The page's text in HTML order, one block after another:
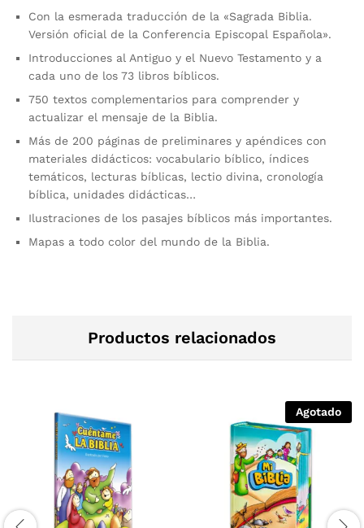
Con la esmerada traducción de la «Sagrada Biblia.
Versión oficial de la Conferencia Episcopal Española».
Introducciones al Antiguo y el Nuevo Testamento y a
cada uno de los 73 libros bíblicos.
750 textos complementarios para comprender y
actualizar el mensaje de la Biblia.
Más de 200 páginas de preliminares y apéndices con
materiales didácticos: vocabulario bíblico, índices
temáticos, lecturas bíblicas, lectio divina, cronología
bíblica, unidades didácticas…
Ilustraciones de los pasajes bíblicos más importantes.
Mapas a todo color del mundo de la Biblia.
Productos relacionados
Agotado